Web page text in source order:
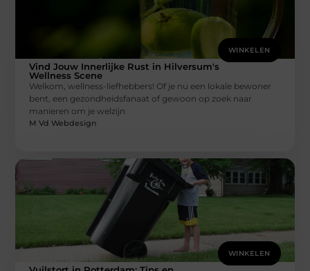
WINKELEN
Vind Jouw Innerlijke Rust in Hilversum's
Wellness Scene
Welkom, wellness-liefhebbers! Of je nu een lokale bewoner
bent, een gezondheidsfanaat of gewoon op zoek naar
manieren om je welzijn
M Vd Webdesign
WINKELEN